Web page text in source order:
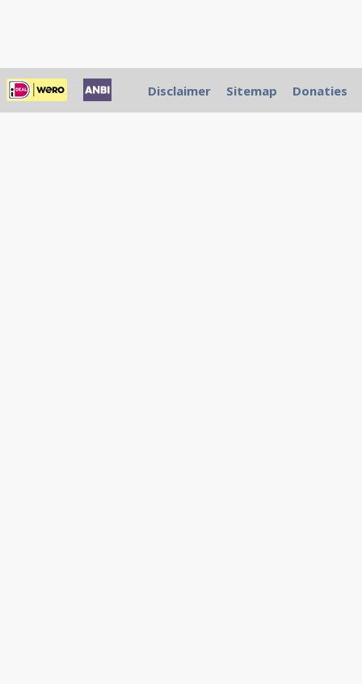
Disclaimer Sitemap Donaties